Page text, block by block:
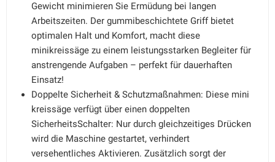
Gewicht minimieren Sie Ermüdung bei langen
Arbeitszeiten. Der gummibeschichtete Griff bietet
optimalen Halt und Komfort, macht diese
minikreissäge zu einem leistungsstarken Begleiter für
anstrengende Aufgaben – perfekt für dauerhaften
Einsatz!
Doppelte Sicherheit & Schutzmaßnahmen: Diese mini
kreissäge verfügt über einen doppelten
SicherheitsSchalter: Nur durch gleichzeitiges Drücken
wird die Maschine gestartet, verhindert
versehentliches Aktivieren. Zusätzlich sorgt der